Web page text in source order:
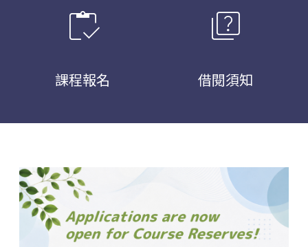
inventory
課程報名
quiz
借閱須知